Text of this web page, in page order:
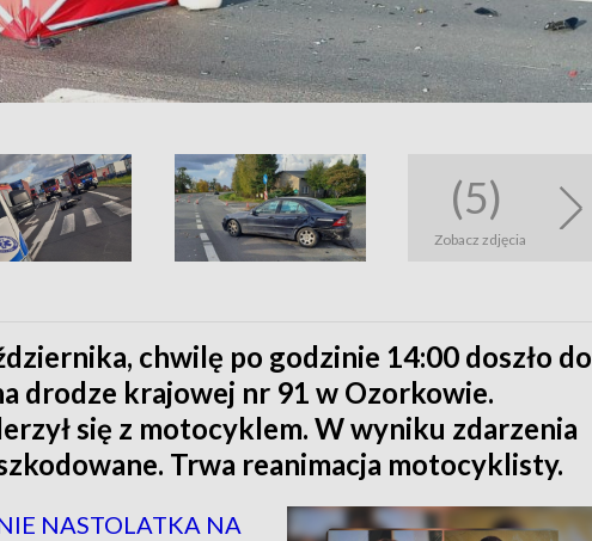
(5)
Zobacz zdjęcia
chwilę po godzinie 14:00 doszło do
drodze krajowej nr 91 w Ozorkowie.
się z motocyklem. W wyniku zdarzenia
Trwa reanimacja motocyklisty.
NASTOLATKA NA